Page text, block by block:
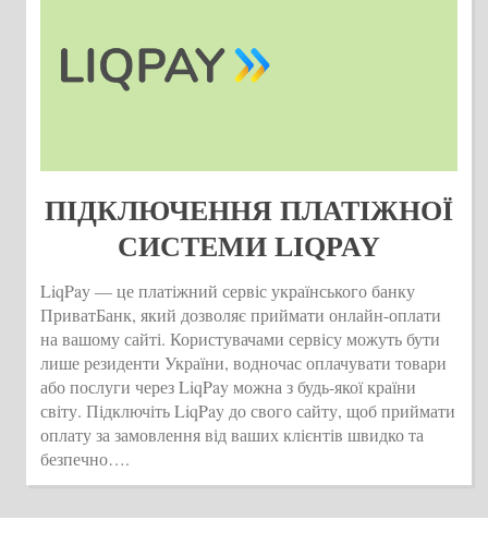
ПІДКЛЮЧЕННЯ ПЛАТІЖНОЇ
СИСТЕМИ LIQPAY
LiqPay — це платіжний сервіс українського банку
ПриватБанк, який дозволяє приймати онлайн-оплати
на вашому сайті. Користувачами сервісу можуть бути
лише резиденти України, водночас оплачувати товари
або послуги через LiqPay можна з будь-якої країни
світу. Підключіть LiqPay до свого сайту, щоб приймати
оплату за замовлення від ваших клієнтів швидко та
безпечно….